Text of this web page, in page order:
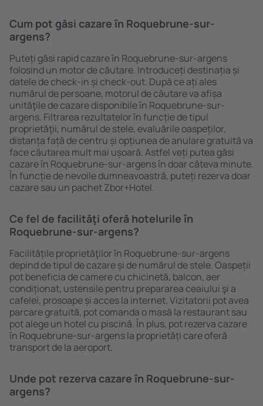
Cum pot găsi cazare în Roquebrune-sur-
argens?
Puteți găsi rapid cazare în Roquebrune-sur-argens
folosind un motor de căutare. Introduceți destinația și
datele de check-in și check-out. După ce ați ales
numărul de persoane, motorul de căutare va afișa
unităţile de cazare disponibile în Roquebrune-sur-
argens. Filtrarea rezultatelor în funcție de tipul
proprietăţii, numărul de stele, evaluările oaspeților,
distanța față de centru și opțiunea de anulare gratuită va
face căutarea mult mai ușoară. Astfel veți putea găsi
cazare în Roquebrune-sur-argens în doar câteva minute.
În funcție de nevoile dumneavoastră, puteți rezerva doar
cazare sau un pachet Zbor+Hotel.
Ce fel de facilităţi oferă hotelurile în
Roquebrune-sur-argens?
Facilitățile proprietăţilor în Roquebrune-sur-argens
depind de tipul de cazare și de numărul de stele. Oaspeții
pot beneficia de camere cu chicinetă, balcon, aer
condiționat, ustensile pentru prepararea ceaiului şi a
cafelei, prosoape și acces la internet. Vizitatorii pot avea
parcare gratuită, pot comanda o masă la restaurant sau
pot alege un hotel cu piscină. În plus, pot rezerva cazare
în Roquebrune-sur-argens la proprietăți care oferă
transport de la aeroport.
Unde pot rezerva cazare în Roquebrune-sur-
argens?